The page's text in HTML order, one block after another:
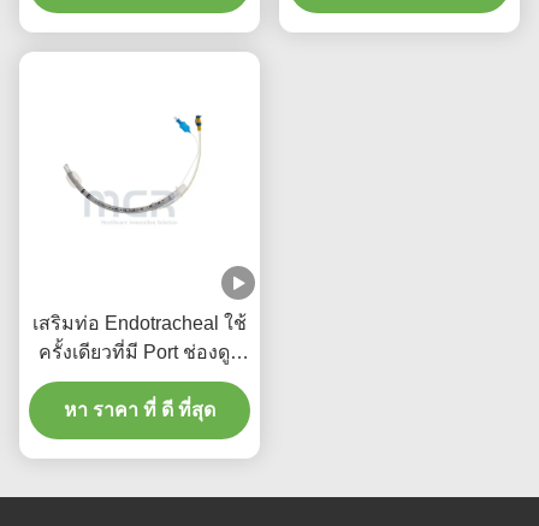
เสริมท่อ Endotracheal ใช้
ครั้งเดียวที่มี Port ช่องดูด
Micro หนา PU จับ
หา ราคา ที่ ดี ที่สุด